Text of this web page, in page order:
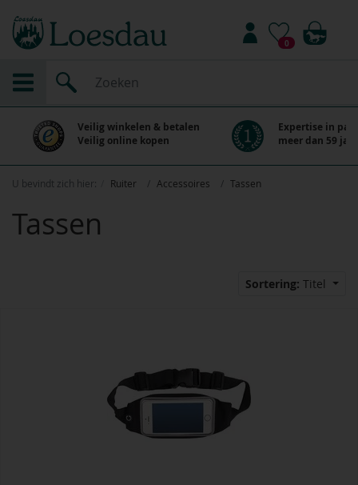
0
Veilig winkelen & betalen
Veilig online kopen
Expertise in
meer dan 59
U bevindt zich hier: Ruiter Accessoires Tassen
Tassen
Sortering: Titel